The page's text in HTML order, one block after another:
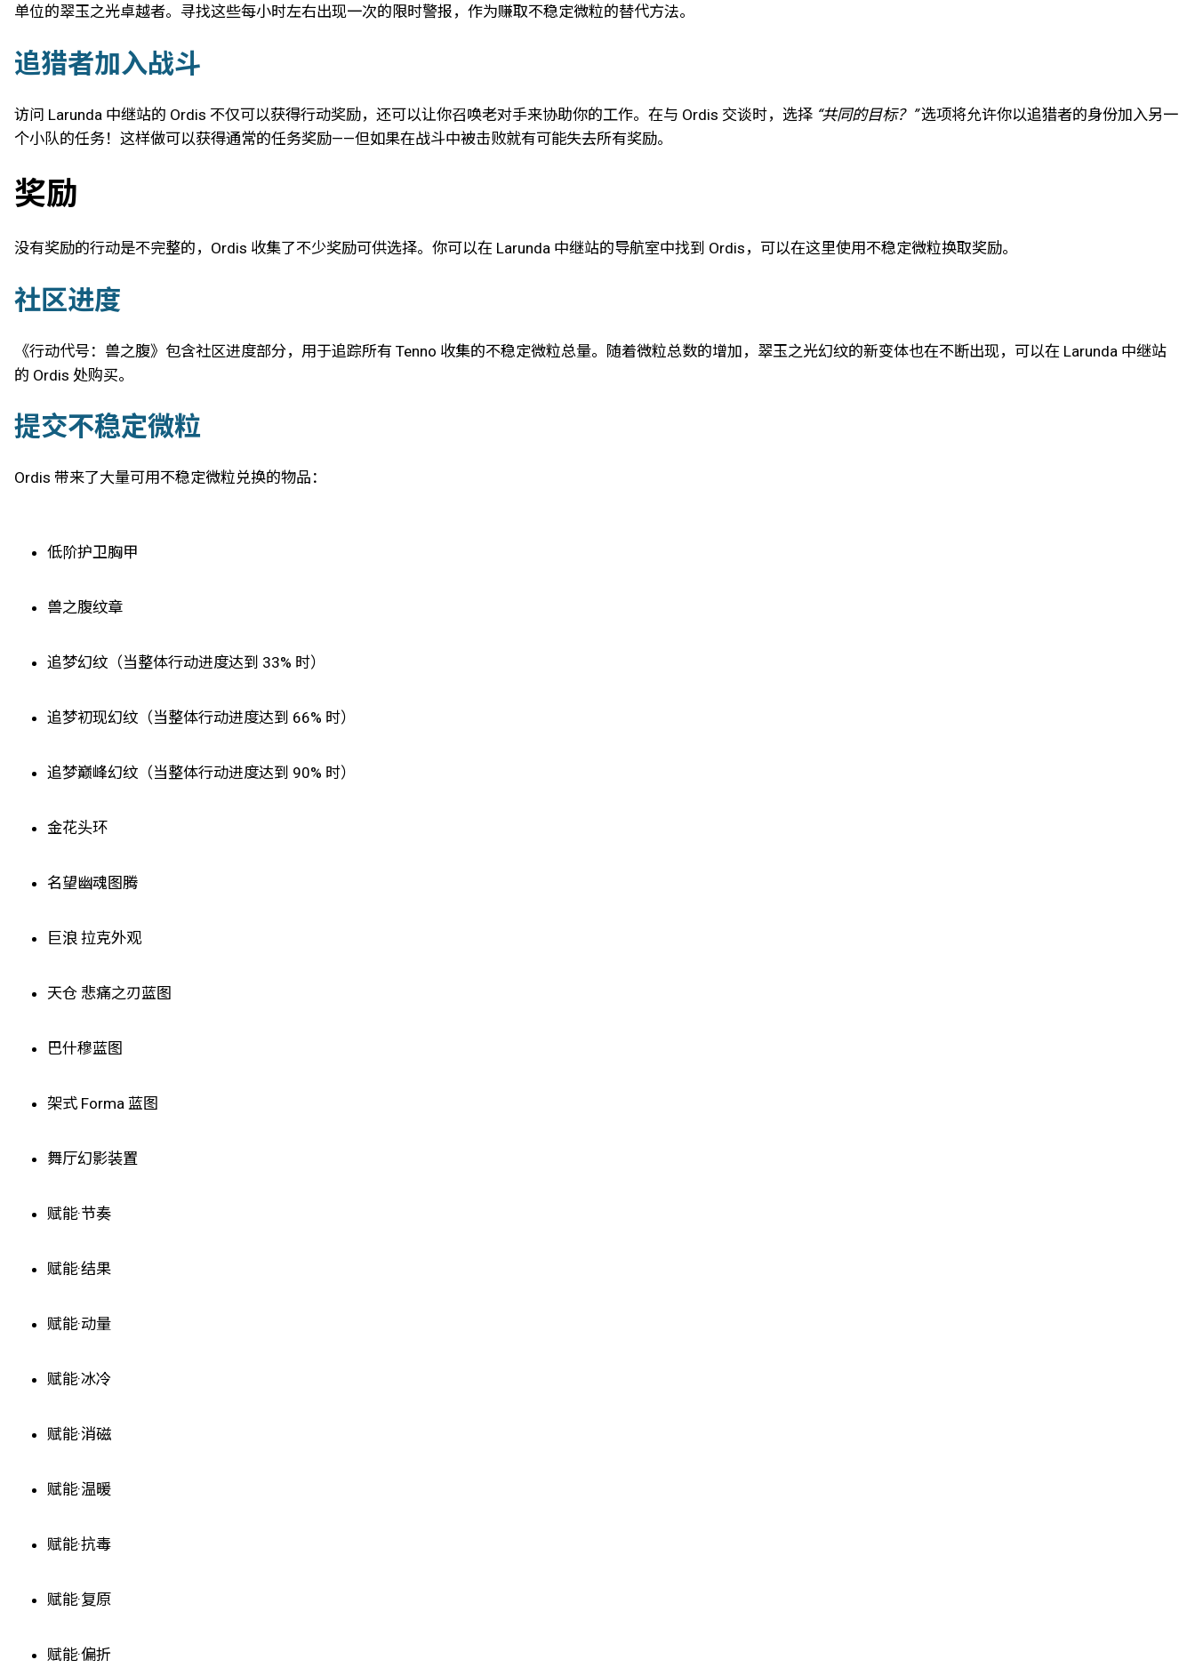
单位的翠玉之光卓越者。寻找这些每小时左右出现一次的限时警报，作为赚取不稳定微粒的替代方法。
追猎者加入战斗
访问 Larunda 中继站的 Ordis 不仅可以获得行动奖励，还可以让你召唤老对手来协助你的工作。在与 Ordis 交谈时，选择 “共同的目标？”选项将允许你以追猎者的身份加入另一
个小队的任务！这样做可以获得通常的任务奖励——但如果在战斗中被击败就有可能失去所有奖励。
奖励
没有奖励的行动是不完整的，Ordis 收集了不少奖励可供选择。你可以在 Larunda 中继站的导航室中找到 Ordis，可以在这里使用不稳定微粒换取奖励。
社区进度
《行动代号：兽之腹》包含社区进度部分，用于追踪所有 Tenno 收集的不稳定微粒总量。随着微粒总数的增加，翠玉之光幻纹的新变体也在不断出现，可以在 Larunda 中继站
的 Ordis 处购买。
提交不稳定微粒
Ordis 带来了大量可用不稳定微粒兑换的物品：
低阶护卫胸甲
兽之腹纹章
追梦幻纹（当整体行动进度达到 33% 时）
追梦初现幻纹（当整体行动进度达到 66% 时）
追梦巅峰幻纹（当整体行动进度达到 90% 时）
金花头环
名望幽魂图腾
巨浪 拉克外观
天仓 悲痛之刃蓝图
巴什穆蓝图
架式 Forma 蓝图
舞厅幻影装置
赋能·节奏
赋能·结果
赋能·动量
赋能·冰冷
赋能·消磁
赋能·温暖
赋能·抗毒
赋能·复原
赋能·偏折